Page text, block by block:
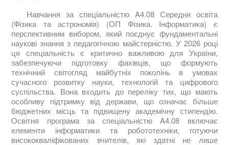
Навчання за спеціальністю A4.08 Середня освіта
(Фізика та астрономія) (ОП Фізика. Інформатика) є
перспективним вибором, який поєднує фундаментальні
наукові знання з педагогічною майстерністю. У 2026 році
ця спеціальність є критично важливою для України,
забезпечуючи підготовку фахівців, що формують
технічний світогляд майбутніх поколінь в умовах
сучасного розвитку науки, технологій та цифрового
суспільства. Вона входить до переліку тих, що мають
особливу підтримку від держави, що означає більше
бюджетних місць та підвищену академічну стипендію.
Освітня програма за спеціальністю A4.08 включає
елементи інформатики та робототехніки, готуючи
висококваліфікованих вчителів, які здатні не лише